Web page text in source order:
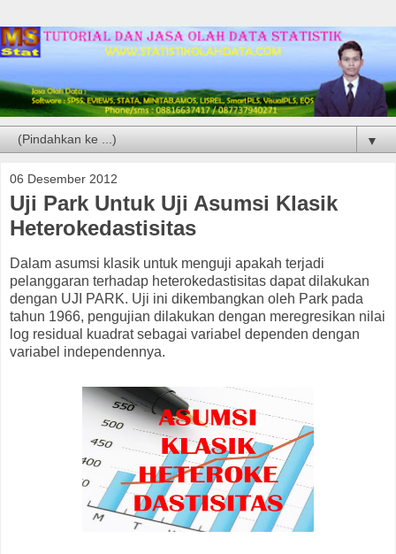
▼
06 Desember 2012
Uji Park Untuk Uji Asumsi Klasik
Heterokedastisitas
Dalam asumsi klasik untuk menguji apakah terjadi
pelanggaran terhadap heterokedastisitas dapat dilakukan
dengan UJI PARK. Uji ini dikembangkan oleh Park pada
tahun 1966, pengujian dilakukan dengan meregresikan nilai
log residual kuadrat sebagai variabel dependen dengan
variabel independennya.